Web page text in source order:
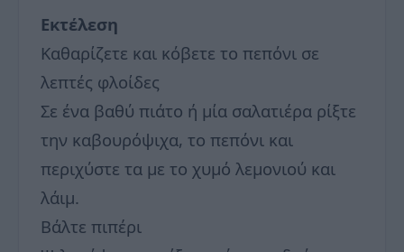
Εκτέλεση
Καθαρίζετε και κόβετε το πεπόνι σε
λεπτές φλοίδες
Σε ένα βαθύ πιάτο ή μία σαλατιέρα ρίξτε
την καβουρόψιχα, το πεπόνι και
περιχύστε τα με το χυμό λεμονιού και
λάιμ.
Βάλτε πιπέρι